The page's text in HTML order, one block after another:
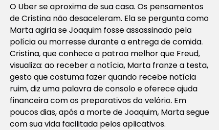
O Uber se aproxima de sua casa. Os pensamentos
de Cristina não desaceleram. Ela se pergunta como
Marta agiria se Joaquim fosse assassinado pela
polícia ou morresse durante a entrega de comida.
Cristina, que conhece a patroa melhor que Freud,
visualiza: ao receber a notícia, Marta franze a testa,
gesto que costuma fazer quando recebe notícia
ruim, diz uma palavra de consolo e oferece ajuda
financeira com os preparativos do velório. Em
poucos dias, após a morte de Joaquim, Marta segue
com sua vida facilitada pelos aplicativos.